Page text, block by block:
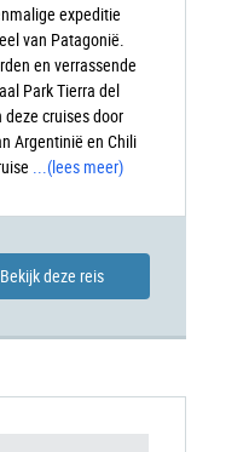
expeditie
van Patagonië.
en verrassende
Park Tierra del
cruises door
Argentinië en Chili
...(lees meer)
Bekijk deze reis